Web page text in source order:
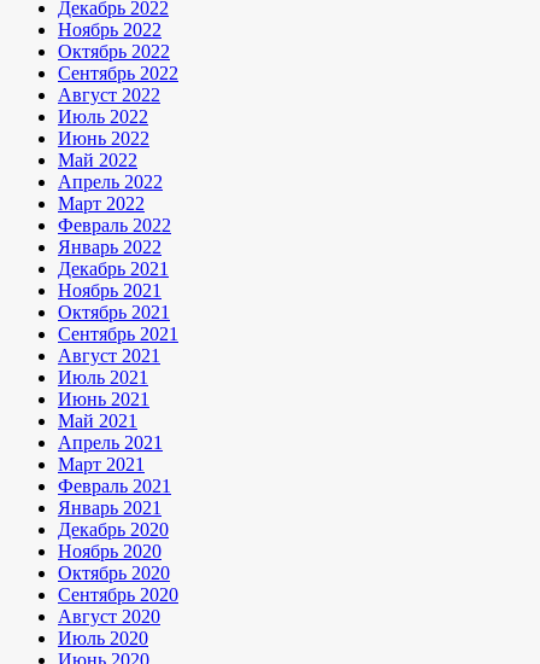
Декабрь 2022
Ноябрь 2022
Октябрь 2022
Сентябрь 2022
Август 2022
Июль 2022
Июнь 2022
Май 2022
Апрель 2022
Март 2022
Февраль 2022
Январь 2022
Декабрь 2021
Ноябрь 2021
Октябрь 2021
Сентябрь 2021
Август 2021
Июль 2021
Июнь 2021
Май 2021
Апрель 2021
Март 2021
Февраль 2021
Январь 2021
Декабрь 2020
Ноябрь 2020
Октябрь 2020
Сентябрь 2020
Август 2020
Июль 2020